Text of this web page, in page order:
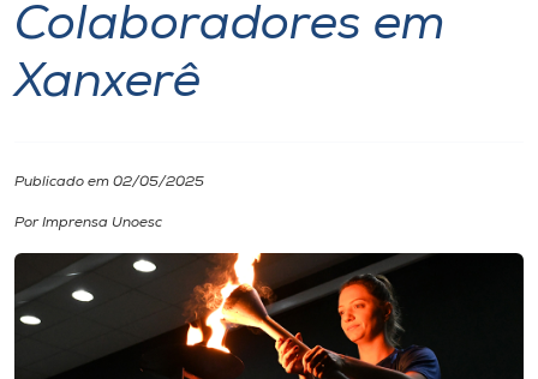
Unoesc
I.nova
Diplomados
Cultura
Colaboradores em
Xanxerê
Publicado em 02/05/2025
Por Imprensa Unoesc